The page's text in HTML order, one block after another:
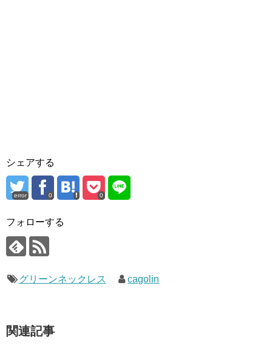
シェアする
error 0 0
フォローする
グリーンネックレス cagolin
関連記事